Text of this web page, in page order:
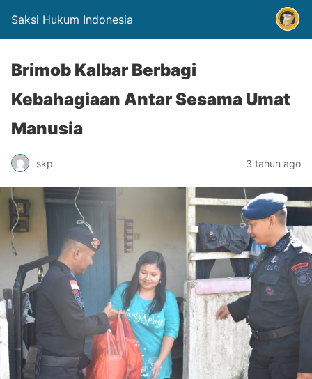
Saksi Hukum Indonesia
Brimob Kalbar Berbagi
Kebahagiaan Antar Sesama Umat
Manusia
skp 3 tahun ago